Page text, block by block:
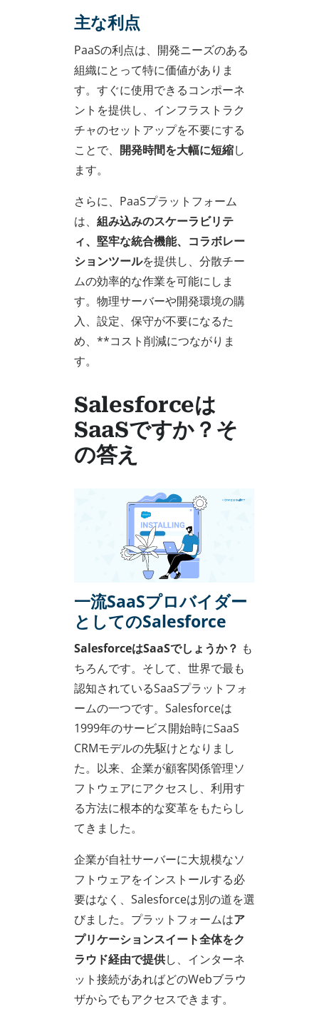
主な利点
PaaSの利点は、開発ニーズのある
組織にとって特に価値がありま
す。すぐに使用できるコンポーネ
ントを提供し、インフラストラク
チャのセットアップを不要にする
ことで、 開発時間を大幅に短縮し
ます。
さらに、PaaSプラットフォーム
は、 組み込みのスケーラビリテ
ィ、堅牢な統合機能、コラボレー
ションツールを提供し、分散チー
ムの効率的な作業を可能にしま
す。物理サーバーや開発環境の購
入、設定、保守が不要になるた
め、**コスト削減につながりま
す。
Salesforceは
SaaSですか？そ
の答え
一流SaaSプロバイダー
としてのSalesforce
SalesforceはSaaSでしょうか？ も
ちろんです。そして、世界で最も
認知されているSaaSプラットフォ
ームの一つです。Salesforceは
1999年のサービス開始時にSaaS
CRMモデルの先駆けとなりまし
た。以来、企業が顧客関係管理ソ
フトウェアにアクセスし、利用す
る方法に根本的な変革をもたらし
てきました。
企業が自社サーバーに大規模なソ
フトウェアをインストールする必
要はなく、Salesforceは別の道を選
びました。プラットフォームはア
プリケーションスイート全体をク
ラウド経由で提供し、インターネ
ット接続があればどのWebブラウ
ザからでもアクセスできます。